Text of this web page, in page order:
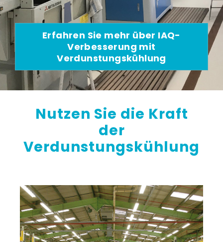
Erfahren Sie mehr über IAQ-
Verbesserung mit
Verdunstungskühlung
Nutzen Sie die Kraft
der
Verdunstungskühlung